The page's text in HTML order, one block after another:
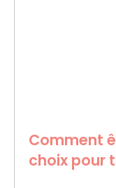
Comment
choix pour